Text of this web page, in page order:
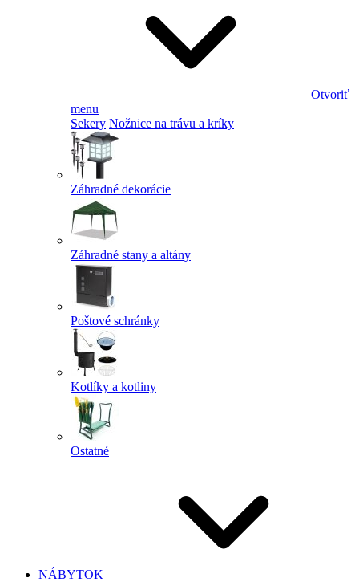
Otvoriť
menu
Sekery Nožnice na trávu a kríky
Záhradné dekorácie
Záhradné stany a altány
Poštové schránky
Kotlíky a kotliny
Ostatné
NÁBYTOK